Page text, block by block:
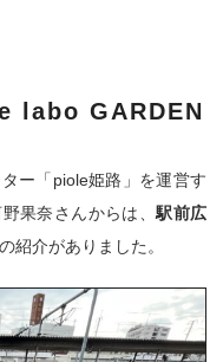
labo GARDEN
ー「piole姫路」を運営す
果奈さんからは、駅前広
の紹介がありました。